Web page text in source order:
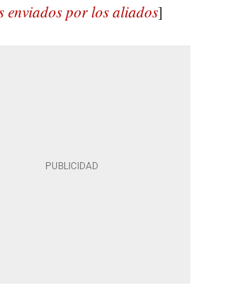
enviados por los aliados]